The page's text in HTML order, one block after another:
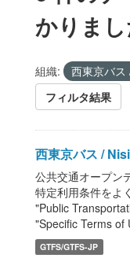
かりま
組織:
西東京バス
フィルタ結果
西東京バス /
公共交通オープン
特定利用条件をよ
"Public
"Specific Terms of
GTFS/GTFS-JP